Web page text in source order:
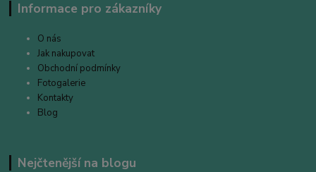
Informace pro zákazníky
O nás
Jak nakupovat
Obchodní podmínky
Fotogalerie
Kontakty
Blog
Nejčtenější na blogu